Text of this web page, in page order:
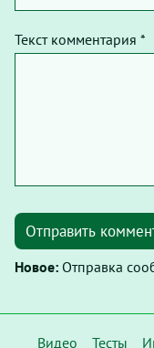
Текст комментария *
Отправить
Новое: Отправка
Видео Тесты